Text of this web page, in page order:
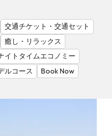
交通チケット・交通セット
癒し・リラックス
イトタイムエコノミー
ルコース Book Now